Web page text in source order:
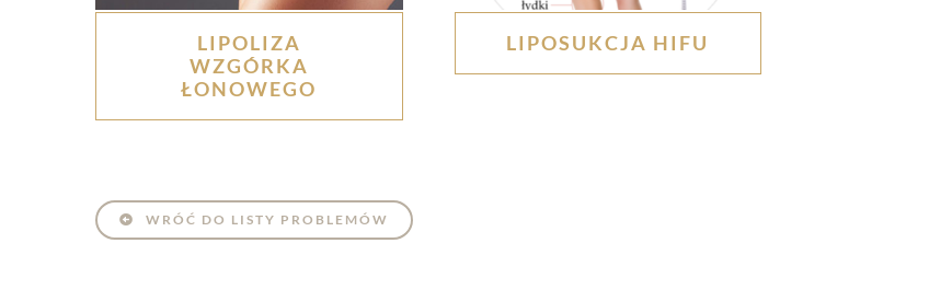
LIPOLIZA
WZGÓRKA
ŁONOWEGO
LIPOSUKCJA HIFU
WRÓĆ DO LISTY PROBLEMÓW